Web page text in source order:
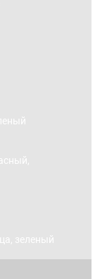
зеленый